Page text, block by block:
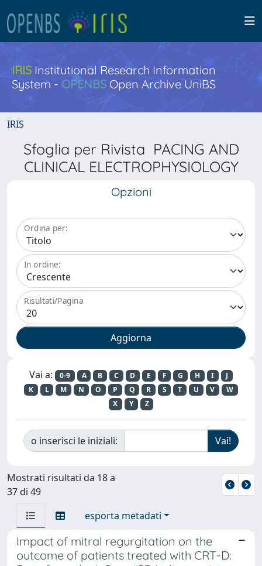
IRISInstitutional Research Information
System - OPENBS Open Archive UniBS
IRIS
Sfoglia per Rivista PACING AND
CLINICAL ELECTROPHYSIOLOGY
Opzioni
Ordina per:
In ordine:
Risultati/Pagina
Vai a: 0-9 A B C D E F G H I
J
K
L M N O P Q R S T U V
W
X
Y Z
o inserisci le iniziali:
Mostrati risultati da 18 a
37 di 49
esporta metadati
Impact of mitral regurgitation on the
outcome of patients treated with CRT-D: